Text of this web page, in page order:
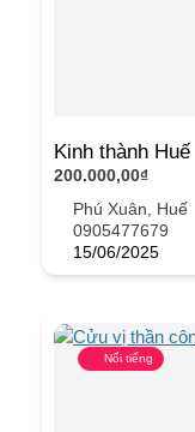
Kinh thành Huế
200.000,00₫
Phú Xuân, Huế
0905477679
15/06/2025
Nổi tiếng